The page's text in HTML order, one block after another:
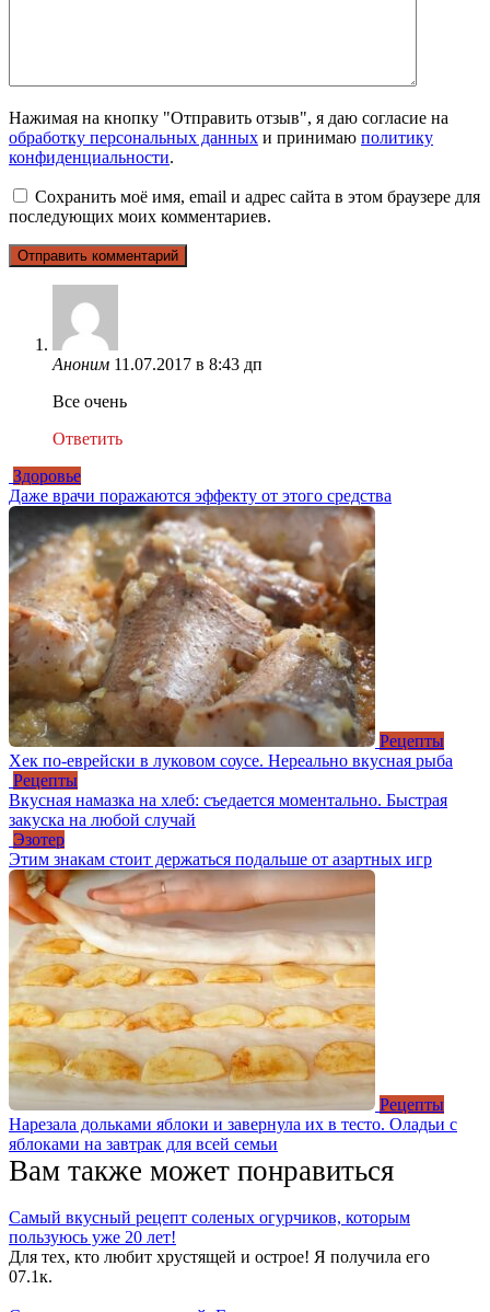
Нажимая на кнопку "Отправить отзыв", я даю согласие на
обработку персональных данных и принимаю политику
конфиденциальности.
Сохранить моё имя, email и адрес сайта в этом браузере для
последующих моих комментариев.
Аноним 11.07.2017 в 8:43 дп
Все очень
Ответить
Здоровье
Дaже врачи поражаются эффекту от этого средства
Рецепты
Хек по-еврейски в луковом соусе. Нереально вкусная рыба
Рецепты
Вкусная намазка на хлеб: съедается моментально. Быстрая
закуска на любой случай
Эзотер
Этим знакам стоит держаться подальше от азартных игр
Рецепты
Нарезала дольками яблоки и завернула их в тесто. Оладьи с
яблоками на завтрак для всей семьи
Вам также может понравиться
Самый вкусный рецепт соленых огурчиков, которым
пользуюсь уже 20 лет!
Для тех, кто любит хрустящей и острое! Я получила его
07.1к.